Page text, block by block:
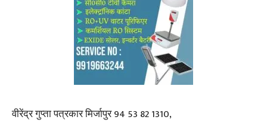
वीरेंद्र गुप्ता पत्रकार मिर्जापुर 94 53 82 1310,